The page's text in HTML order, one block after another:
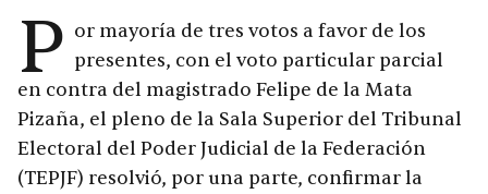
P or mayoría de tres votos a favor de los
presentes, con el voto particular parcial
en contra del magistrado Felipe de la Mata
Pizaña, el pleno de la Sala Superior del Tribunal
Electoral del Poder Judicial de la Federación
(TEPJF) resolvió, por una parte, confirmar la